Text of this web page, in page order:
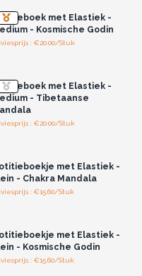
met Elastiek -
- Kosmische Godin
: €20.00/Stuk
met Elastiek -
- Tibetaanse
: €20.00/Stuk
met Elastiek -
- Chakra Mandala
: €15.60/Stuk
met Elastiek -
- Kosmische Godin
: €15.60/Stuk